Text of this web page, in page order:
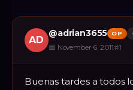
AD
@adrian3655 OP
📅 November 6, 2011#1
Buenas tardes a todos